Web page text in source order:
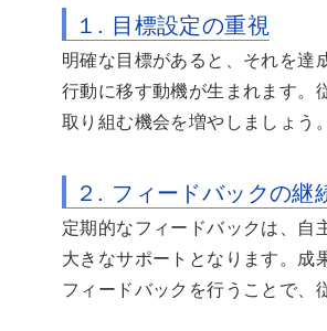
１. 目標設定の重視
明確な目標があると、それを達
行動に移す動機が生まれます。
取り組む機会を増やしましょう。
２. フィードバックの継
定期的なフィードバックは、自
大きなサポートとなります。成
フィードバックを行うことで、